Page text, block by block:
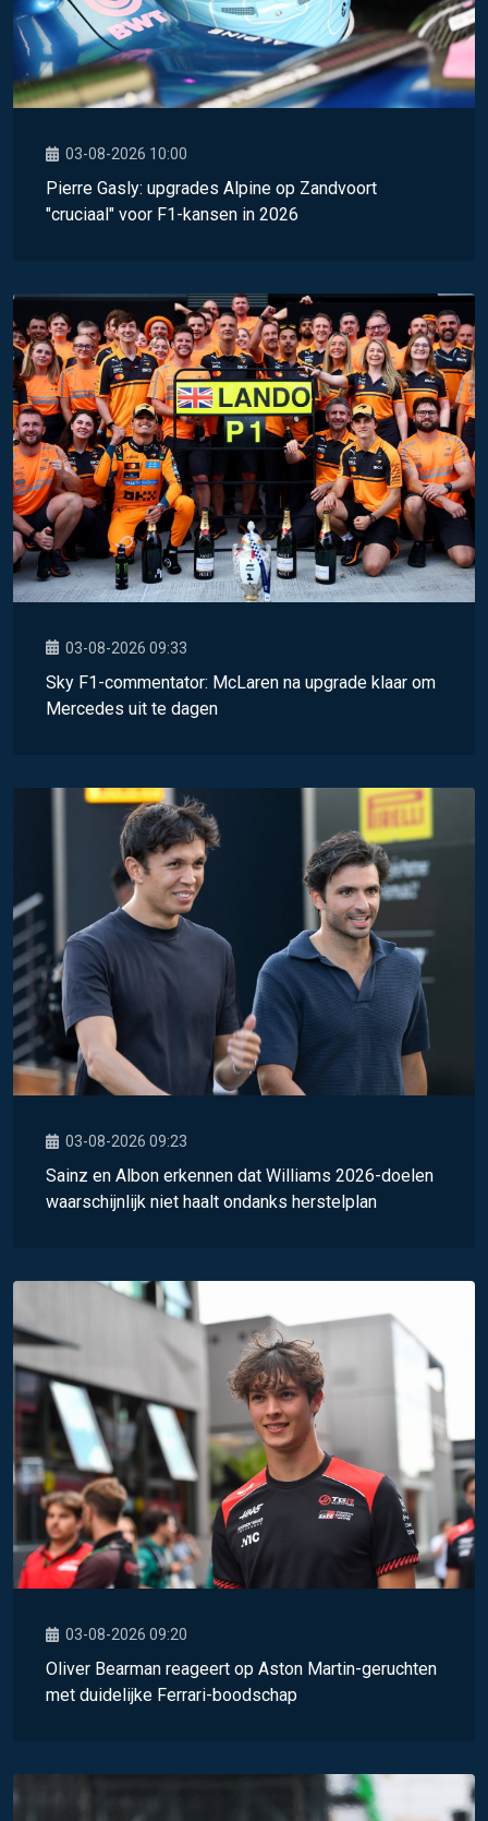
03-08-2026 10:00
Pierre Gasly: upgrades Alpine op Zandvoort
"cruciaal" voor F1-kansen in 2026
03-08-2026 09:33
Sky F1-commentator: McLaren na upgrade klaar om
Mercedes uit te dagen
03-08-2026 09:23
Sainz en Albon erkennen dat Williams 2026-doelen
waarschijnlijk niet haalt ondanks herstelplan
03-08-2026 09:20
Oliver Bearman reageert op Aston Martin-geruchten
met duidelijke Ferrari-boodschap